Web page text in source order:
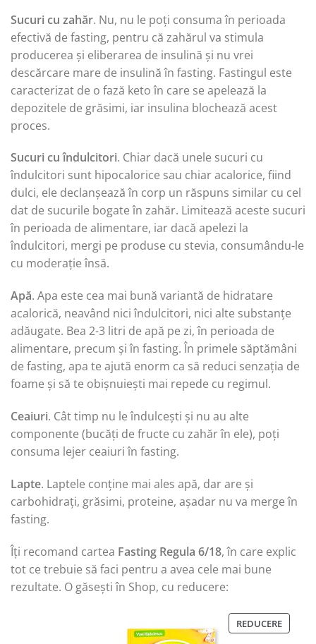
Sucuri cu zahăr. Nu, nu le poți consuma în perioada
efectivă de fasting, pentru că zahărul va stimula
producerea și eliberarea de insulină și nu vrei
descărcare mare de insulină în fasting. Fastingul este
caracterizat de o fază keto în care se apelează la
depozitele de grăsimi, iar insulina blochează acest
proces.
Sucuri cu îndulcitori. Chiar dacă unele sucuri cu
îndulcitori sunt hipocalorice sau chiar acalorice, fiind
dulci, ele declanșează în corp un răspuns similar cu cel
dat de sucurile bogate în zahăr. Limitează aceste sucuri
în perioada de alimentare, iar dacă apelezi la
îndulcitori, mergi pe produse cu stevia, consumându-le
cu moderație însă.
Apă. Apa este cea mai bună variantă de hidratare
acalorică, neavând nici îndulcitori, nici alte substanțe
adăugate. Bea 2-3 litri de apă pe zi, în perioada de
alimentare, precum și în fasting. În primele săptămâni
de fasting, apa te ajută enorm ca să reduci senzația de
foame și să te obișnuiești mai repede cu regimul.
Ceaiuri. Cât timp nu le îndulcești și nu au alte
componente (bucăți de fructe cu zahăr în ele), poți
consuma lejer ceaiuri în fasting.
Lapte. Laptele conține mai ales apă, dar are și
carbohidrați, grăsimi, proteine, așadar nu va merge în
fasting.
Îți recomand cartea Fasting Regula 6/18, în care explic
tot ce trebuie să faci pentru a avea cele mai bune
rezultate. O găsești în Shop, cu reducere:
REDUCERE
CU